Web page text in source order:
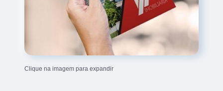
Clique na imagem para expandir